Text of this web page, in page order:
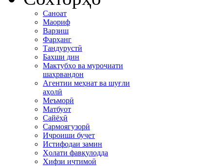
Саноат
Маориф
Варзиш
Фарҳанг
Тандурустӣ
Бахши дин
Мактубҳо ва муроҷиати
шаҳрвандон
Агентии меҳнат ва шуғли
аҳолӣ
Меъморӣ
Матбуот
Сайёҳӣ
Сармоягузорӣ
Иҷроиши буҷет
Истифодаи замин
Ҳолати фавқулодда
Хифзи иҷтимоӣ